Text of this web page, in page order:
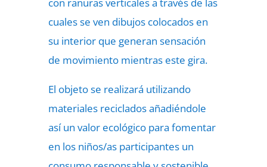
cuales se ven dibujos colocados en
su interior que generan sensación
de movimiento mientras este gira.
El objeto se realizará utilizando
materiales reciclados añadiéndole
así un valor ecológico para fomentar
en los niños/as participantes un